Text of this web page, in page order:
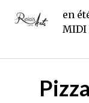
Le Relais
en
MIDI